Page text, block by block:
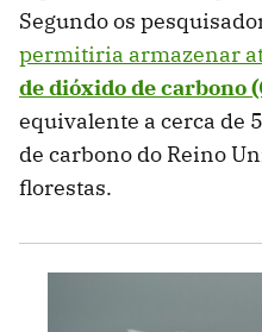
Segundo os
permitiria armazenar
de dióxido de carbono
equivalente a cerca de
de carbono do Reino
florestas.